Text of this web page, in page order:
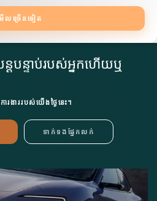
ើលច្រើនទៀត
ន្តបន្ទាប់របស់អ្នកហើយឬ
ងាររបស់យើងថ្ងៃនេះ។
ទាក់ទងផ្នែកលក់